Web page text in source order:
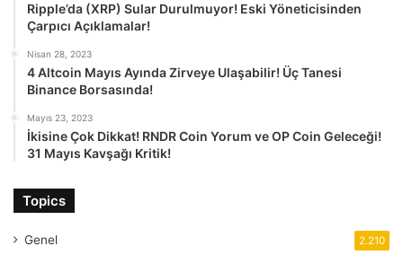
Ripple’da (XRP) Sular Durulmuyor! Eski Yöneticisinden
Çarpıcı Açıklamalar!
Nisan 28, 2023
4 Altcoin Mayıs Ayında Zirveye Ulaşabilir! Üç Tanesi
Binance Borsasında!
Mayıs 23, 2023
İkisine Çok Dikkat! RNDR Coin Yorum ve OP Coin Geleceği!
31 Mayıs Kavşağı Kritik!
Topics
Genel 2.210